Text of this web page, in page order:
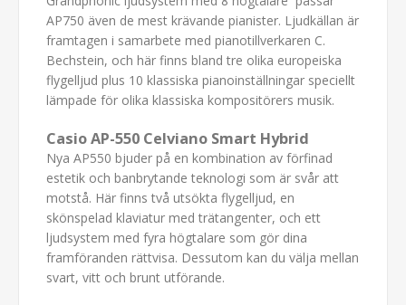
AP750 även de mest krävande pianister. Ljudkällan är
framtagen i samarbete med pianotillverkaren C.
Bechstein, och här finns bland tre olika europeiska
flygelljud plus 10 klassiska pianoinställningar speciellt
lämpade för olika klassiska kompositörers musik.
Casio AP-550 Celviano Smart Hybrid
Nya AP550 bjuder på en kombination av förfinad
estetik och banbrytande teknologi som är svår att
motstå. Här finns två utsökta flygelljud, en
skönspelad klaviatur med trätangenter, och ett
ljudsystem med fyra högtalare som gör dina
framföranden rättvisa. Dessutom kan du välja mellan
svart, vitt och brunt utförande.